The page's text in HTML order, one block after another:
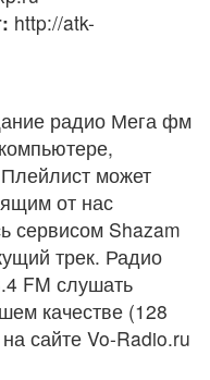
http://atk-
радио Мега фм
может
от нас
сервисом Shazam
трек. Радио
FM слушать
качестве (128
сайте Vo-Radio.ru